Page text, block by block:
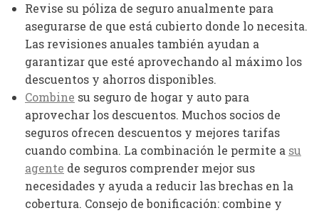
Revise su póliza de seguro anualmente para
asegurarse de que está cubierto donde lo necesita.
Las revisiones anuales también ayudan a
garantizar que esté aprovechando al máximo los
descuentos y ahorros disponibles.
Combine su seguro de hogar y auto para
aprovechar los descuentos. Muchos socios de
seguros ofrecen descuentos y mejores tarifas
cuando combina. La combinación le permite a su
agente de seguros comprender mejor sus
necesidades y ayuda a reducir las brechas en la
cobertura. Consejo de bonificación: combine y